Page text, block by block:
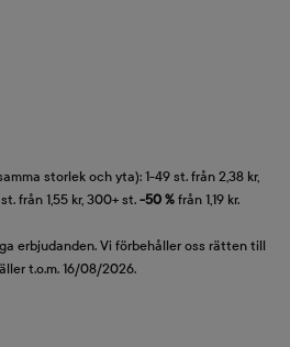
storlek och yta): 1-49 st. från 2,38 kr,
från 1,55 kr, 300+ st. -50 % från 1,19 kr.
erbjudanden. Vi förbehåller oss rätten till
t.o.m. 16/08/2026.